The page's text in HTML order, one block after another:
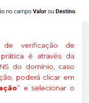
de verificação de
é através da
do domínio, caso
poderá clicar em
” e selecionar o